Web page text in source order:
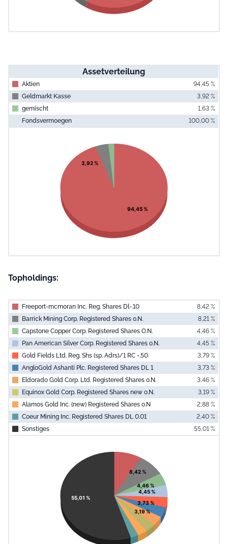
Assetverteilung
Aktien
94,45 %
Geldmarkt Kasse
3,92 %
gemischt
1,63 %
Fondsvermoegen
100,00 %
Pie chart with 3 slices.
View as data table, Chart
94,45 %
3,92 %
Topholdings:
Freeport-mcmoran Inc. Reg. Shares Dl-.10
8,42 %
Barrick Mining Corp. Registered Shares o.N.
8,21 %
Capstone Copper Corp. Registered Shares O.N.
4,46 %
Pan American Silver Corp. Registered Shares o.N.
4,45 %
Gold Fields Ltd. Reg. Shs (sp. Adrs)/1 RC -.50
3,79 %
AngloGold Ashanti Plc. Registered Shares DL 1
3,73 %
Eldorado Gold Corp. Ltd. Registered Shares o.N.
3,46 %
Equinox Gold Corp. Registered Shares new o.N.
3,19 %
Alamos Gold Inc. (new) Registered Shares o.N
2,88 %
Coeur Mining Inc. Registered Shares DL 0.01
2,40 %
Sonstiges
55,01 %
Pie chart with 11 slices.
View as data table, Chart8,42 %
4,46 %
4,45 %
3,73 %
3,19 %
55,01 %